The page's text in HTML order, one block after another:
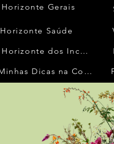
Horizonte Gerais
Horizonte Saúde
Horizonte dos Inconfidentes
Minhas Dicas na Cozinha